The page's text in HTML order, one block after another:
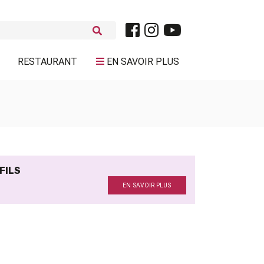
RESTAURANT EN SAVOIR PLUS
EN SAVOIR PLUS